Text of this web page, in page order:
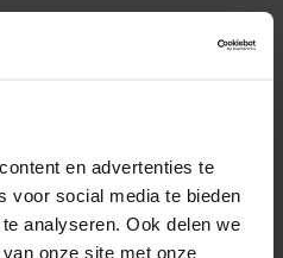
en advertenties te
voor social media te bieden
analyseren. Ook delen we
onze site met onze